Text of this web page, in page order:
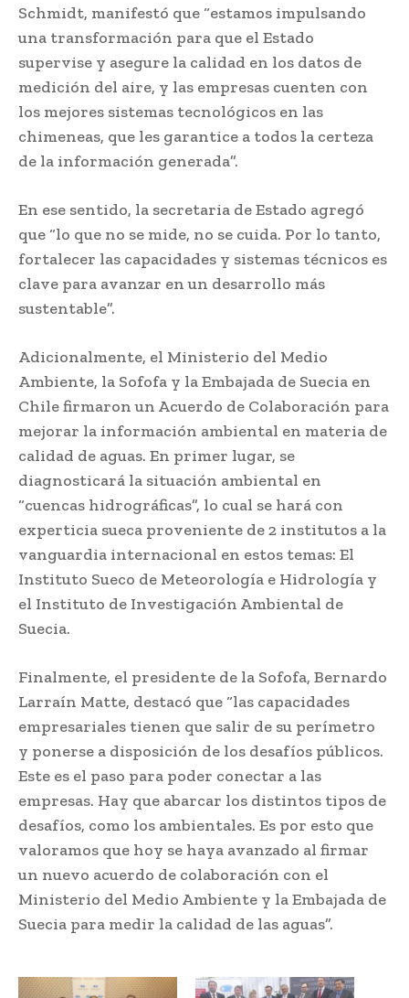
Schmidt, manifestó que “estamos impulsando
una transformación para que el Estado
supervise y asegure la calidad en los datos de
medición del aire, y las empresas cuenten con
los mejores sistemas tecnológicos en las
chimeneas, que les garantice a todos la certeza
de la información generada”.
En ese sentido, la secretaria de Estado agregó
que “lo que no se mide, no se cuida. Por lo tanto,
fortalecer las capacidades y sistemas técnicos es
clave para avanzar en un desarrollo más
sustentable”.
Adicionalmente, el Ministerio del Medio
Ambiente, la Sofofa y la Embajada de Suecia en
Chile firmaron un Acuerdo de Colaboración para
mejorar la información ambiental en materia de
calidad de aguas. En primer lugar, se
diagnosticará la situación ambiental en
“cuencas hidrográficas”, lo cual se hará con
experticia sueca proveniente de 2 institutos a la
vanguardia internacional en estos temas: El
Instituto Sueco de Meteorología e Hidrología y
el Instituto de Investigación Ambiental de
Suecia.
Finalmente, el presidente de la Sofofa, Bernardo
Larraín Matte, destacó que “las capacidades
empresariales tienen que salir de su perímetro
y ponerse a disposición de los desafíos públicos.
Este es el paso para poder conectar a las
empresas. Hay que abarcar los distintos tipos de
desafíos, como los ambientales. Es por esto que
valoramos que hoy se haya avanzado al firmar
un nuevo acuerdo de colaboración con el
Ministerio del Medio Ambiente y la Embajada de
Suecia para medir la calidad de las aguas”.